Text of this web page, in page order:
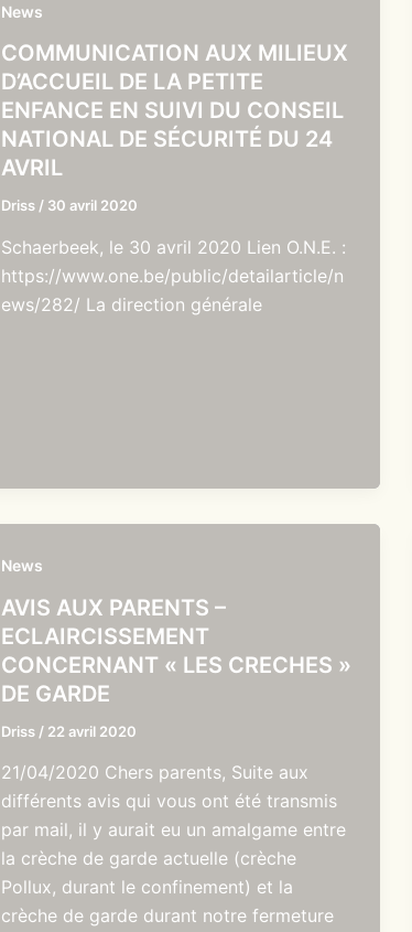
News
COMMUNICATION AUX MILIEUX
D’ACCUEIL DE LA PETITE
ENFANCE EN SUIVI DU CONSEIL
NATIONAL DE SÉCURITÉ DU 24
AVRIL
Driss / 30 avril 2020
Schaerbeek, le 30 avril 2020 Lien O.N.E. :
https://www.one.be/public/detailarticle/n
ews/282/ La direction générale
News
AVIS AUX PARENTS –
ECLAIRCISSEMENT
CONCERNANT « LES CRECHES »
DE GARDE
Driss / 22 avril 2020
21/04/2020 Chers parents, Suite aux
différents avis qui vous ont été transmis
par mail, il y aurait eu un amalgame entre
la crèche de garde actuelle (crèche
Pollux, durant le confinement) et la
crèche de garde durant notre fermeture